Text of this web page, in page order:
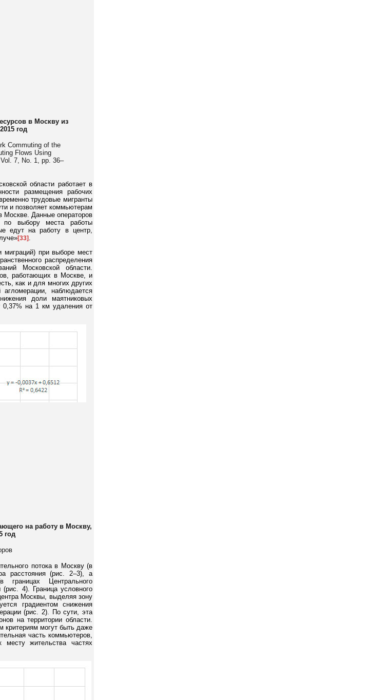
в Москву из
год
Commuting of the
Flows Using
7, No. 1, pp. 36–
области работает в
размещения рабочих
трудовые мигранты
и позволяет коммьютерам
Москве. Данные операторов
по выбору места работы
едут на работу в центр,
[33]
миграций) при выборе мест
распределения
Московской области.
работающих в Москве, и
как и для многих других
агломерации, наблюдается
доли маятниковых
0,37% на 1 км удаления от
на работу в Москву,
год
потока в Москву (в
расстояния (рис. 2–3), а
Центрального
(рис. 4). Граница условного
Москвы, выделяя зону
градиентом снижения
(рис. 2). По сути, эта
на территории области.
критериям могут быть даже
часть коммьютеров,
месту жительства частях